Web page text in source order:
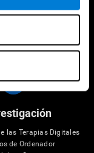
las Terapias Digitales
de Ordenador